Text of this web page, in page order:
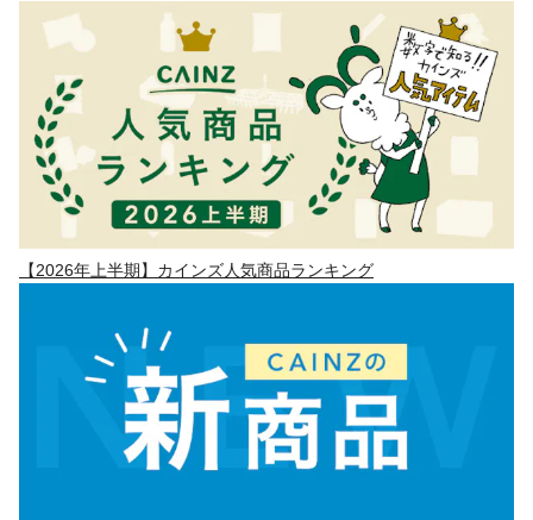
【2026年上半期】カインズ人気商品ランキング